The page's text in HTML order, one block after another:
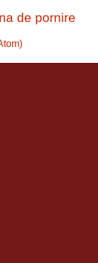
de pornire